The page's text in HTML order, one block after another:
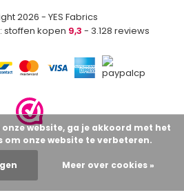
2026 - YES Fabrics
stoffen kopen 9,3 - 3.128 reviews
website, ga je akkoord met het
om onze website te verbeteren.
Meer over cookies »